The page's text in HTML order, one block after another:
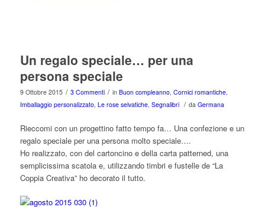
Un regalo speciale… per una
persona speciale
9 Ottobre 2015 / 3 Commenti / in Buon compleanno, Cornici romantiche,
Imballaggio personalizzato, Le rose selvatiche, Segnalibri / da Germana
Rieccomi con un progettino fatto tempo fa… Una confezione e un
regalo speciale per una persona molto speciale….
Ho realizzato, con del cartoncino e della carta patterned, una
semplicissima scatola e, utilizzando timbri e fustelle de “La
Coppia Creativa” ho decorato il tutto.